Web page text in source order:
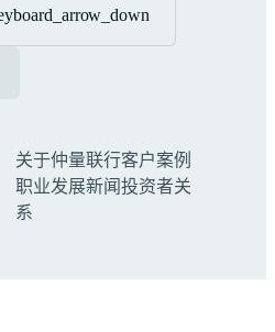
关于仲量联行客户案例
职业发展新闻投资者关
系